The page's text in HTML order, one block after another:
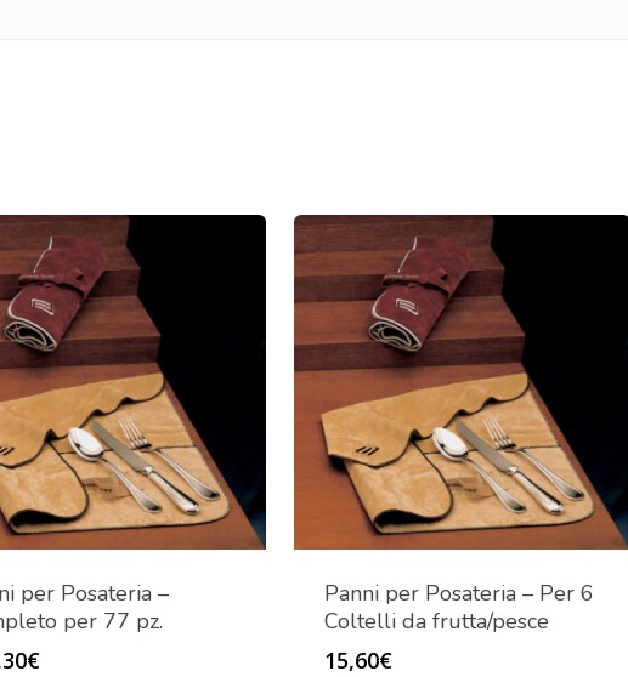
per Posateria –
per 77 pz.
€
Panni per Posateria – Per 6
Coltelli da frutta/pesce
15,60€